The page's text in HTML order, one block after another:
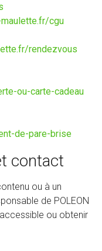
cgu
rendezvous
ou-carte-cadeau
de-pare-brise
contact
ou à un
de POLEON
ou obtenir